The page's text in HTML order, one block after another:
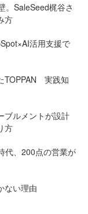
。SaleSeed梶谷さ
方
活用支援で
TOPPAN 実践知
ブルメントが設計
方
代、200点の営業が
ない理由